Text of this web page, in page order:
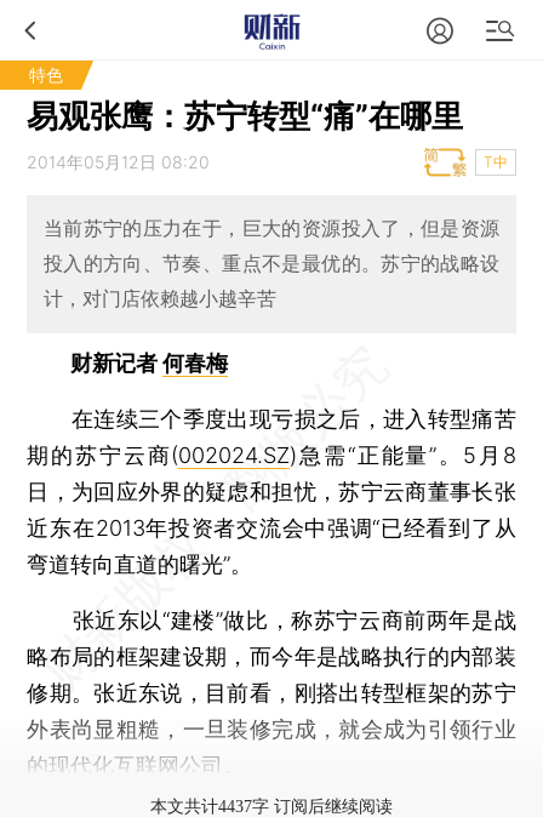
特色
易观张鹰：苏宁转型“痛”在哪里
2014年05月12日 08:20 T中
当前苏宁的压力在于，巨大的资源投入了，但是资源
投入的方向、节奏、重点不是最优的。苏宁的战略设
计，对门店依赖越小越辛苦
财新记者何春梅
在连续三个季度出现亏损之后，进入转型痛苦
期的苏宁云商(002024.SZ)急需“正能量”。5月8
日，为回应外界的疑虑和担忧，苏宁云商董事长张
近东在2013年投资者交流会中强调“已经看到了从
弯道转向直道的曙光”。
张近东以“建楼”做比，称苏宁云商前两年是战
略布局的框架建设期，而今年是战略执行的内部装
修期。张近东说，目前看，刚搭出转型框架的苏宁
外表尚显粗糙，一旦装修完成，就会成为引领行业
的现代化互联网公司。
本文共计4437字 订阅后继续阅读